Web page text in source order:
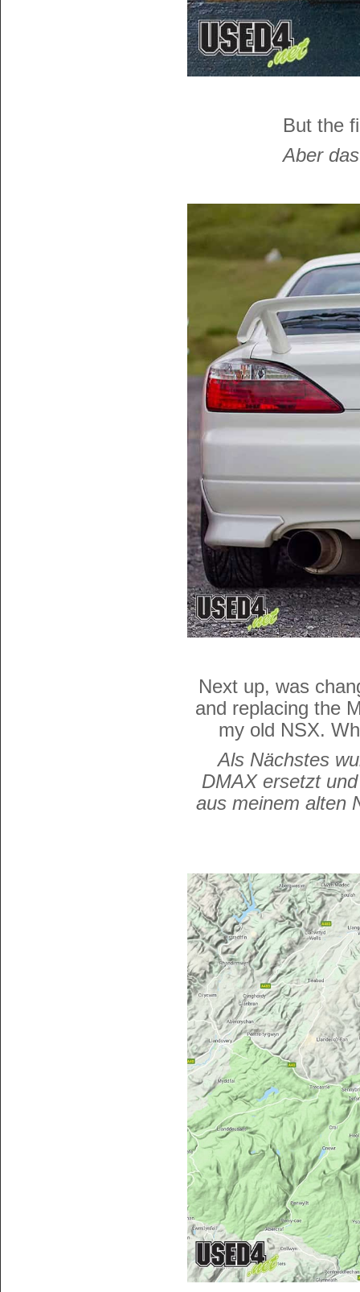
But the
Aber
Next up, was
and replacing the
my old NSX.
Als Nächstes
DMAX ersetzt
aus meinem alten